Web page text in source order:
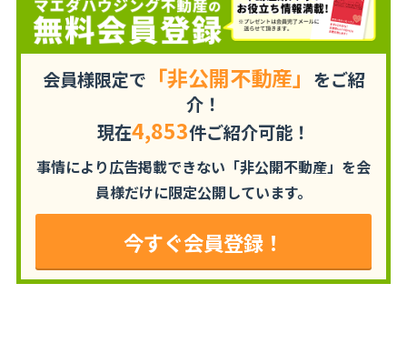
会員様限定で 「非公開不動産」 をご紹
介！
現在4,853件ご紹介可能！
事情により広告掲載できない「非公開不動産」を会
員様だけに限定公開しています。
今すぐ会員登録！